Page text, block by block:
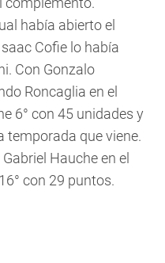
había abierto el
Cofie lo había
Con Gonzalo
Roncaglia en el
6° con 45 unidades y
temporada que viene.
Hauche en el
con 29 puntos.